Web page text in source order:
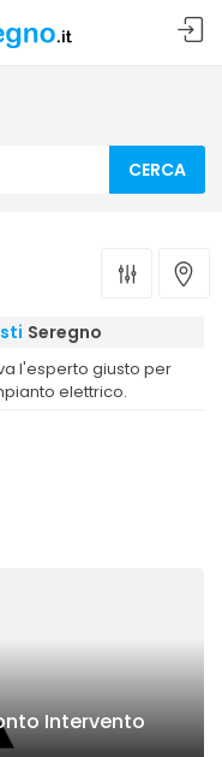
CERCA
Seregno
l'esperto giusto per
elettrico.
Intervento